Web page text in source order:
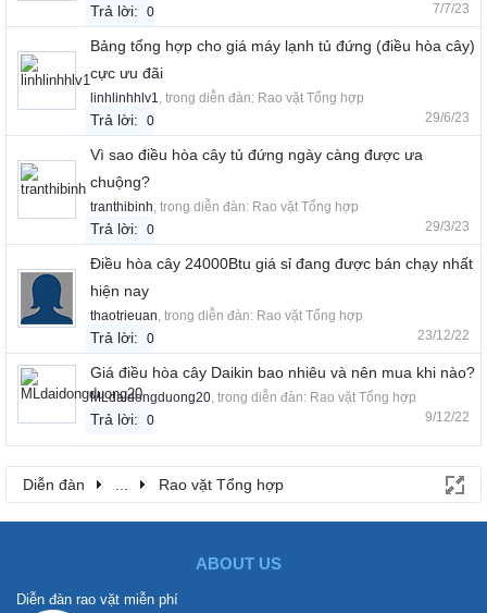
Trả lời: 0 7/7/23
Bảng tổng hợp cho giá máy lạnh tủ đứng (điều hòa cây)
cực ưu đãi
linhlinhhlv1, trong diễn đàn: Rao vặt Tổng hợp
Trả lời: 0 29/6/23
Vì sao điều hòa cây tủ đứng ngày càng được ưa
chuộng?
tranthibinh, trong diễn đàn: Rao vặt Tổng hợp
Trả lời: 0 29/3/23
Điều hòa cây 24000Btu giá sỉ đang được bán chạy nhất
hiện nay
thaotrieuan, trong diễn đàn: Rao vặt Tổng hợp
Trả lời: 0 23/12/22
Giá điều hòa cây Daikin bao nhiêu và nên mua khi nào?
MLdaidongduong20, trong diễn đàn: Rao vặt Tổng hợp
Trả lời: 0 9/12/22
Diễn đàn ... Rao vặt Tổng hợp
ABOUT US
Diễn đàn rao vặt miễn phí